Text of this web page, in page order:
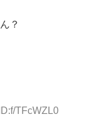
？
TFcWZL0